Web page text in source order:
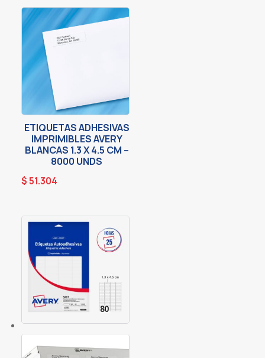
ETIQUETAS ADHESIVAS
IMPRIMIBLES AVERY
BLANCAS 1.3 X 4.5 CM –
8000 UNDS
$51.304